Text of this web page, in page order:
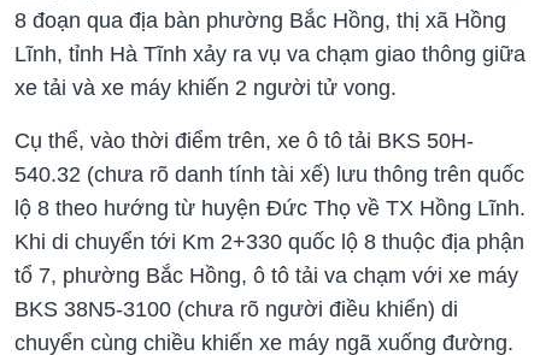
8 đoạn qua địa bàn phường Bắc Hồng, thị xã Hồng
Lĩnh, tỉnh Hà Tĩnh xảy ra vụ va chạm giao thông giữa
xe tải và xe máy khiến 2 người tử vong.
Cụ thể, vào thời điểm trên, xe ô tô tải BKS 50H-
540.32 (chưa rõ danh tính tài xế) lưu thông trên quốc
lộ 8 theo hướng từ huyện Đức Thọ về TX Hồng Lĩnh.
Khi di chuyển tới Km 2+330 quốc lộ 8 thuộc địa phận
tổ 7, phường Bắc Hồng, ô tô tải va chạm với xe máy
BKS 38N5-3100 (chưa rõ người điều khiển) di
chuyển cùng chiều khiến xe máy ngã xuống đường.